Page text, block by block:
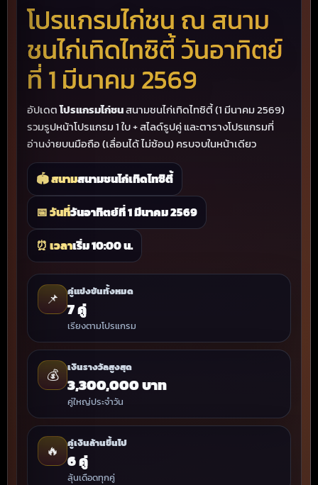
โปรแกรมไก่ชน ณ สนาม
ชนไก่เทิดไทซิตี้ วันอาทิตย์
ที่ 1 มีนาคม 2569
อัปเดตโปรแกรมไก่ชนสนามชนไก่เทิดไทซิตี้ (1 มีนาคม 2569)
รวมรูปหน้าโปรแกรม 1 ใบ + สไลด์รูปคู่ และตารางโปรแกรมที่
อ่านง่ายบนมือถือ (เลื่อนได้ ไม่ซ้อน) ครบจบในหน้าเดียว
🏟 สนามสนามชนไก่เทิดไทซิตี้
📅 วันที่วันอาทิตย์ที่ 1 มีนาคม 2569
⏰ เวลาเริ่ม 10:00 น.
📌 คู่แข่งขันทั้งหมด
7 คู่
เรียงตามโปรแกรม
💰 เงินรางวัลสูงสุด
3,300,000 บาท
คู่ใหญ่ประจำวัน
🔥 คู่เงินล้านขึ้นไป
6 คู่
ลุ้นเดือดทุกคู่